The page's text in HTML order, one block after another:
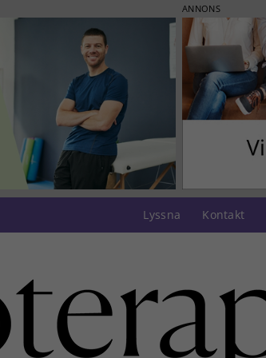
ANNONS
Lyssna Kontakt